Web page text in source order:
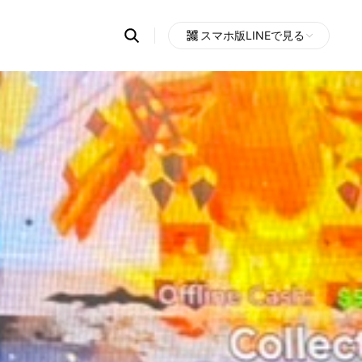
Search
OpenChats
messages
search
area
スマホ版LINEで見る